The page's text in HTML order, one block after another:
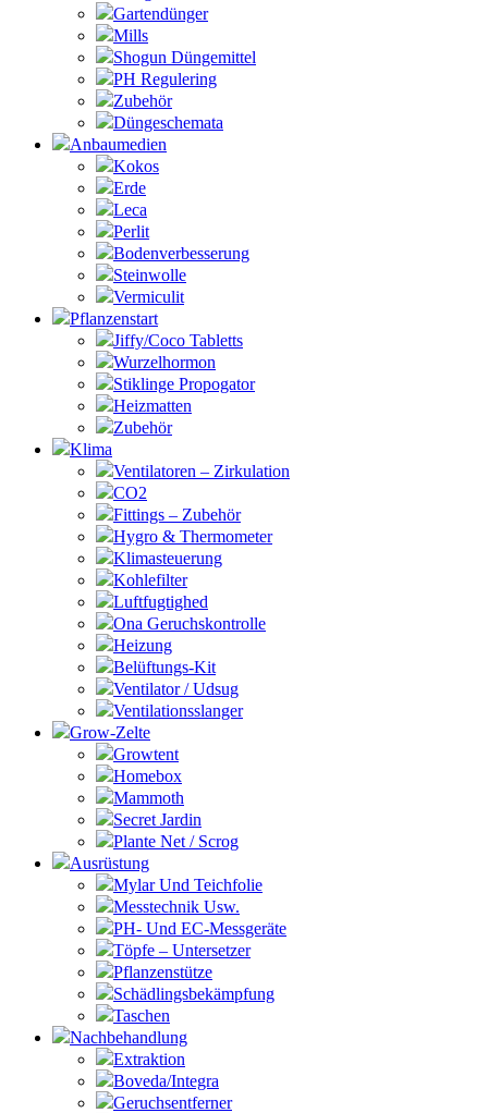
Gartendünger
Mills
Shogun Düngemittel
PH Regulering
Zubehör
Düngeschemata
Anbaumedien
Kokos
Erde
Leca
Perlit
Bodenverbesserung
Steinwolle
Vermiculit
Pflanzenstart
Jiffy/Coco Tabletts
Wurzelhormon
Stiklinge Propogator
Heizmatten
Zubehör
Klima
Ventilatoren – Zirkulation
CO2
Fittings – Zubehör
Hygro & Thermometer
Klimasteuerung
Kohlefilter
Luftfugtighed
Ona Geruchskontrolle
Heizung
Belüftungs-Kit
Ventilator / Udsug
Ventilationsslanger
Grow-Zelte
Growtent
Homebox
Mammoth
Secret Jardin
Plante Net / Scrog
Ausrüstung
Mylar Und Teichfolie
Messtechnik Usw.
PH- Und EC-Messgeräte
Töpfe – Untersetzer
Pflanzenstütze
Schädlingsbekämpfung
Taschen
Nachbehandlung
Extraktion
Boveda/Integra
Geruchsentferner